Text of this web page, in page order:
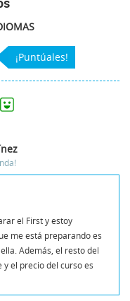
¡Puntúales!
el First y estoy
me está preparando es
Además, el resto del
el precio del curso es